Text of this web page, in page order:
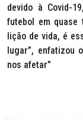
devido à Covid-
futebol em quase
lição de vida, é
lugar”, enfatizou
nos afetar”